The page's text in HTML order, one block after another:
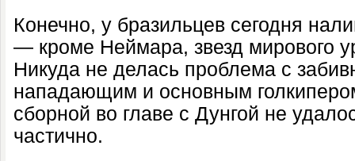
Конечно, у бразильцев сегодня
— кроме Неймара, звезд мирового
Никуда не делась проблема с
нападающим и основным
сборной во главе с Дунгой не
частично.